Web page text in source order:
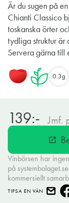
Är du sugen på
Chianti Classico
toskanska örter
tydliga struktur är
Servera gärna till
0.3g
139:- Jmf.
open_in_new
Vinbörsen har
på
kommersiellt
TIPSA EN VÄN